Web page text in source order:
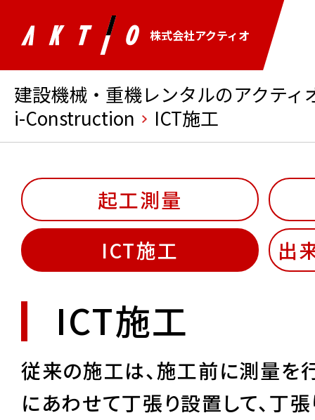
株式会社アクティオ
建設機械・重機レンタルのアクティ
i-Construction
ICT施工
起工測量
ICT施工
出
ICT施工
従来の施工は、施工前に測量を
にあわせて丁張り設置して、丁